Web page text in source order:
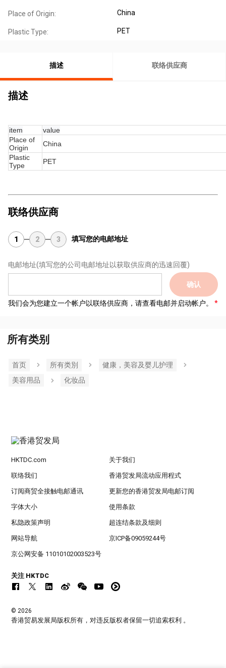
Place of Origin: China
Plastic Type: PET
描述 联络供应商
描述
item
value
Place of
Origin
China
Plastic
Type
PET
联络供应商
1 2 3 填写您的电邮地址
电邮地址(填写您的公司电邮地址以获取供应商的迅速回覆)
确认
我们会为您建立一个帐户以联络供应商，请查看电邮并启动帐户。
所有类别
首页 所有类別
健康，美容及婴儿护理
美容用品
化妆品
HKTDC.com 关于我们
联络我们 香港贸发局流动应用程式
订阅商贸全接触电邮通讯 更新您的香港贸发局电邮订阅
字体大小 使用条款
私隐政策声明 超连结条款及细则
网站导航 京ICP备09059244号
京公网安备 11010102003523号
关注 HKTDC
© 2026
香港贸易发展局版权所有，对违反版权者保留一切追索权利 。